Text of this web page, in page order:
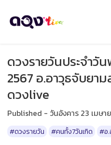
ดวงรายวันประจำวั
2567 อ.อาวุธจับยา
ดวงlive
Published - วันอังคาร 23 เมษา
#ดวงรายวัน #คนทั้ง7วันเกิด #อ.